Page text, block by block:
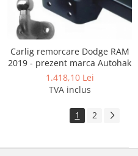
Carlig remorcare Dodge RAM
2019 - prezent marca Autohak
1.418,10 Lei
TVA inclus
1 2